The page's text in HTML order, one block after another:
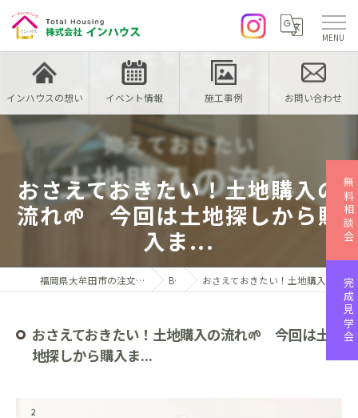
インハウスの想い イベント情報 施工事例 お問い合わせ
おさえておきたい！土地購入の
流れ🌱 今回は土地探しから購
入ま...
福岡県大牟田市の注文住宅なら株式会社インハウス Blog おさえておきたい！土地購入の流れ🌱 今回は土地探しから購入ま...
おさえておきたい！土地購入の流れ🌱 今回は土
地探しから購入ま...
無料相談会
完成見学会